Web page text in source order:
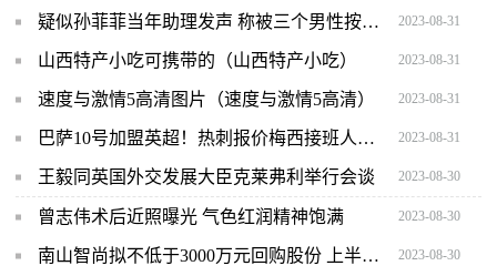
疑似孙菲菲当年助理发声 称被三个男性按着抢手机 2023-08-31
山西特产小吃可携带的（山西特产小吃） 2023-08-31
速度与激情5高清图片（速度与激情5高清） 2023-08-31
巴萨10号加盟英超！热刺报价梅西接班人，法蒂接受离队但只去豪门 2023-08-31
王毅同英国外交发展大臣克莱弗利举行会谈 2023-08-30
曾志伟术后近照曝光 气色红润精神饱满 2023-08-30
南山智尚拟不低于3000万元回购股份 上半年业绩实现逆势增长 2023-08-30